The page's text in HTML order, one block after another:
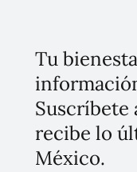
carreteras y
Tu
Suscríbete
recibe lo
México.